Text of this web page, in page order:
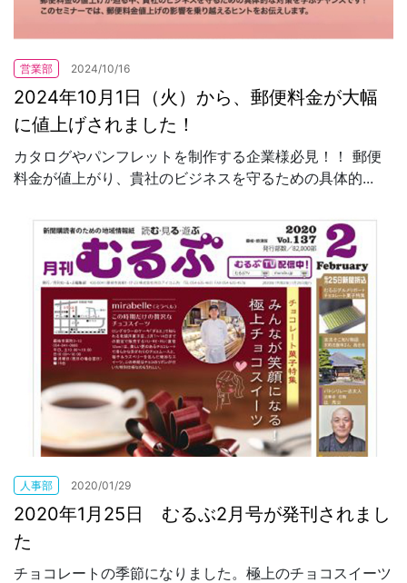
営業部 2024/10/16
2024年10月1日（火）から、郵便料金が大幅
に値上げされました！
カタログやパンフレットを制作する企業様必見！！ 郵便
料金が値上がり、貴社のビジネスを守るための具体的...
人事部 2020/01/29
2020年1月25日 むるぶ2月号が発刊されまし
た
チョコレートの季節になりました。極上のチョコスイーツ